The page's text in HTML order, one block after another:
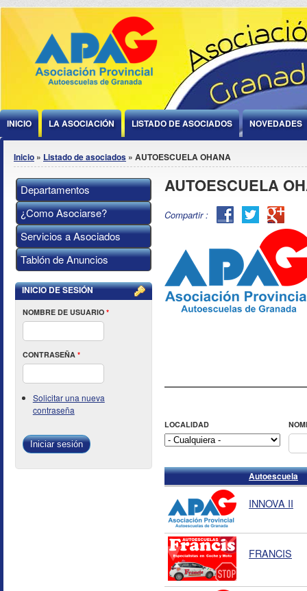
Jump to Content
INICIO LA ASOCIACIÓN LISTADO DE ASOCIADOS NOVEDADES
Se encuentra usted aquí
Inicio » Listado de asociados » AUTOESCUELA OHANA
AUTOESCUELA
Compartir : FacebookTwitter
Plus
LOCALIDAD
Autoescuela
INNOVA II
FRANCIS
Departamentos
¿Como Asociarse?
Servicios a Asociados
Tablón de Anuncios
INICIO DE SESIÓN
NOMBRE DE USUARIO *
CONTRASEÑA *
Solicitar una nueva
contraseña